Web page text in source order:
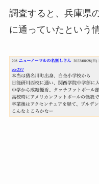
調査すると、兵庫県
に通っていたという